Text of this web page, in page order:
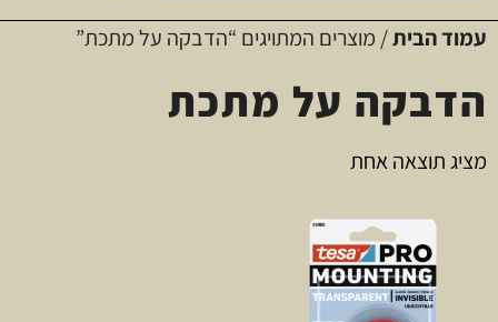
עמוד הבית/ מוצרים המתויגים “הדבקה על מתכת”
הדבקה על מתכת
מציג תוצאה אחת